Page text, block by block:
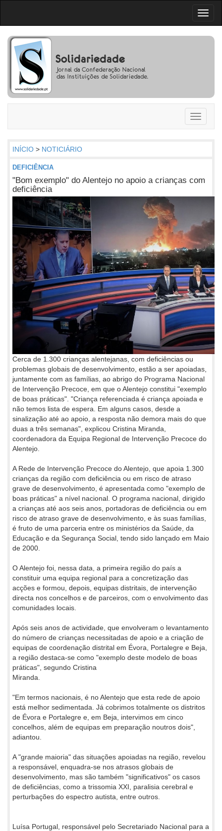
Toggle
INÍCIO > NOTICIÁRIO
DEFICIÊNCIA
"Bom exemplo" do Alentejo no apoio a crianças com
deficiência
Cerca de 1.300 crianças alentejanas, com deficiências ou
problemas globais de desenvolvimento, estão a ser apoiadas,
juntamente com as famílias, ao abrigo do Programa Nacional
de Intervenção Precoce, em que o Alentejo constitui "exemplo
de boas práticas". "Criança referenciada é criança apoiada e
não temos lista de espera. Em alguns casos, desde a
sinalização até ao apoio, a resposta não demora mais do que
duas a três semanas", explicou Cristina Miranda,
coordenadora da Equipa Regional de Intervenção Precoce do
Alentejo.
A Rede de Intervenção Precoce do Alentejo, que apoia 1.300
crianças da região com deficiência ou em risco de atraso
grave de desenvolvimento, é apresentada como "exemplo de
boas práticas" a nível nacional. O programa nacional, dirigido
a crianças até aos seis anos, portadoras de deficiência ou em
risco de atraso grave de desenvolvimento, e às suas famílias,
é fruto de uma parceria entre os ministérios da Saúde, da
Educação e da Segurança Social, tendo sido lançado em Maio
de 2000.
O Alentejo foi, nessa data, a primeira região do país a
constituir uma equipa regional para a concretização das
acções e formou, depois, equipas distritais, de intervenção
directa nos concelhos e de parceiros, com o envolvimento das
comunidades locais.
Após seis anos de actividade, que envolveram o levantamento
do número de crianças necessitadas de apoio e a criação de
equipas de coordenação distrital em Évora, Portalegre e Beja,
a região destaca-se como "exemplo deste modelo de boas
práticas", segundo Cristina
Miranda.
"Em termos nacionais, é no Alentejo que esta rede de apoio
está melhor sedimentada. Já cobrimos totalmente os distritos
de Évora e Portalegre e, em Beja, intervimos em cinco
concelhos, além de equipas em preparação noutros dois",
adiantou.
A "grande maioria" das situações apoiadas na região, revelou
a responsável, enquadra-se nos atrasos globais de
desenvolvimento, mas são também "significativos" os casos
de deficiências, como a trissomia XXI, paralisia cerebral e
perturbações do espectro autista, entre outros.
Luísa Portugal, responsável pelo Secretariado Nacional para a